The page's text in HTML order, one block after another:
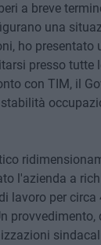
a breve
una
ho presentato
presso tutte
con TIM, il
l'azienda a
lavoro per